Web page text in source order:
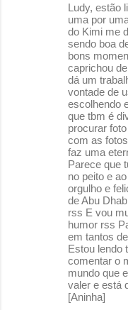
Ludy, estão
uma por
do Kimi me
sendo boa
bons
caprichou
dá um
vontade de
escolhendo
que tbm é
procurar
com as
faz uma
Parece que
no peito e
orgulho e
de Abu
rss E vou
humor rss
em tantos
Estou lendo
comentar o
mundo que
valer e está
[Aninha]